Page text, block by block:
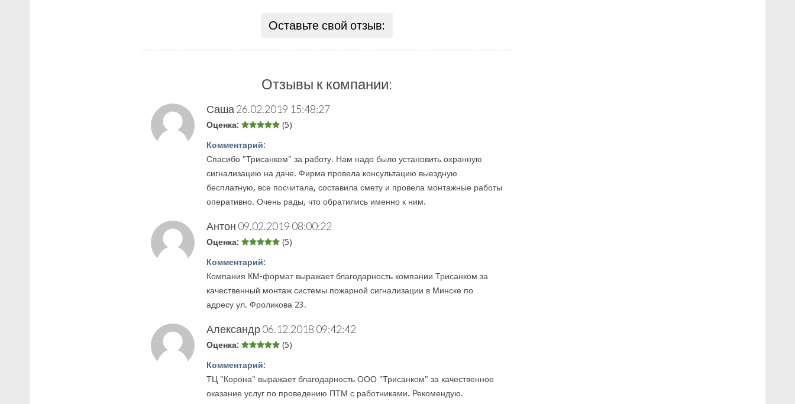
Оставьте свой отзыв:
Отзывы к компании:
Саша 26.02.2019 15:48:27
Оценка: (5)
Комментарий:
Спасибо "Трисанком" за работу. Нам надо было установить охранную
сигнализацию на даче. Фирма провела консультацию выездную
бесплатную, все посчитала, составила смету и провела монтажные работы
оперативно. Очень рады, что обратились именно к ним.
Антон 09.02.2019 08:00:22
Оценка: (5)
Комментарий:
Компания КМ-формат выражает благодарность компании Трисанком за
качественный монтаж системы пожарной сигнализации в Минске по
адресу ул. Фроликова 23.
Александр06.12.2018 09:42:42
Оценка: (5)
Комментарий:
ТЦ "Корона" выражает благодарность ООО "Трисанком" за качественное
оказание услуг по проведению ПТМ с работниками. Рекомендую.